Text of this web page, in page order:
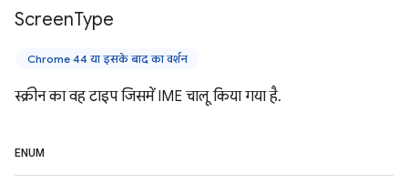
ScreenType
Chrome 44 या इसके बाद का वर्शन
स्क्रीन का वह टाइप जिसमें IME चालू किया गया है.
ENUM